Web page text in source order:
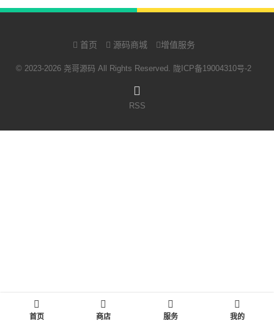
首页 源码商城 增值服务
© 2023-2026 尧哥源码 All Rights Reserved. 陇ICP备19004310号-2
RSS
首页 商店 服务 我的